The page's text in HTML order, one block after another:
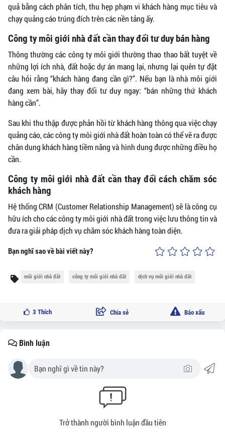
quả bằng cách phân tích, thu hẹp phạm vi khách hàng mục tiêu và
chạy quảng cáo trúng đích trên các nền tảng ấy.
Công ty môi giới nhà đất cần thay đổi tư duy bán hàng
Thông thường các công ty môi giới thường thao thao bất tuyệt về
những lợi ích nhà, đất hoặc dự án mang lại, nhưng lại quên tự đặt
câu hỏi rằng “khách hàng đang cần gì?”. Nếu bạn là nhà môi giới
đang xem bài, hãy thay đổi tư duy ngay: “bán những thứ khách
hàng cần”.
Sau khi thu thập được phản hồi từ khách hàng thông qua việc chạy
quảng cáo, các công ty môi giới nhà đất hoàn toàn có thể vẽ ra được
chân dung khách hàng tiềm năng và hình dung được những điều họ
cần.
Công ty môi giới nhà đất cần thay đổi cách chăm sóc
khách hàng
Hệ thống CRM (Customer Relationship Management) sẽ là công cụ
hữu ích cho các công ty môi giới nhà đất trong việc lưu thông tin và
đưa ra giải pháp dịch vụ chăm sóc khách hàng toàn diện.
Bạn nghĩ sao về bài viết này?
môi giới nhà đất công ty môi giới nhà đất dịch vụ môi giới nhà đất
3 Thích Chia sẻ Báo xấu
Bình luận
Trở thành người bình luận đầu tiên